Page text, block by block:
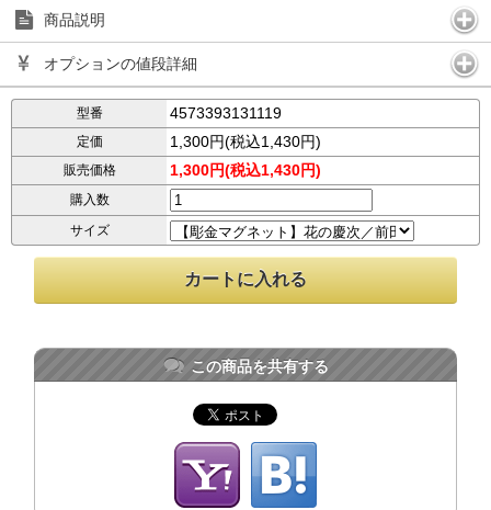
商品説明
オプションの値段詳細
型番 4573393131119
定価 1,300円(税込1,430円)
販売価格 1,300円(税込1,430円)
購入数
サイズ
この商品を共有する